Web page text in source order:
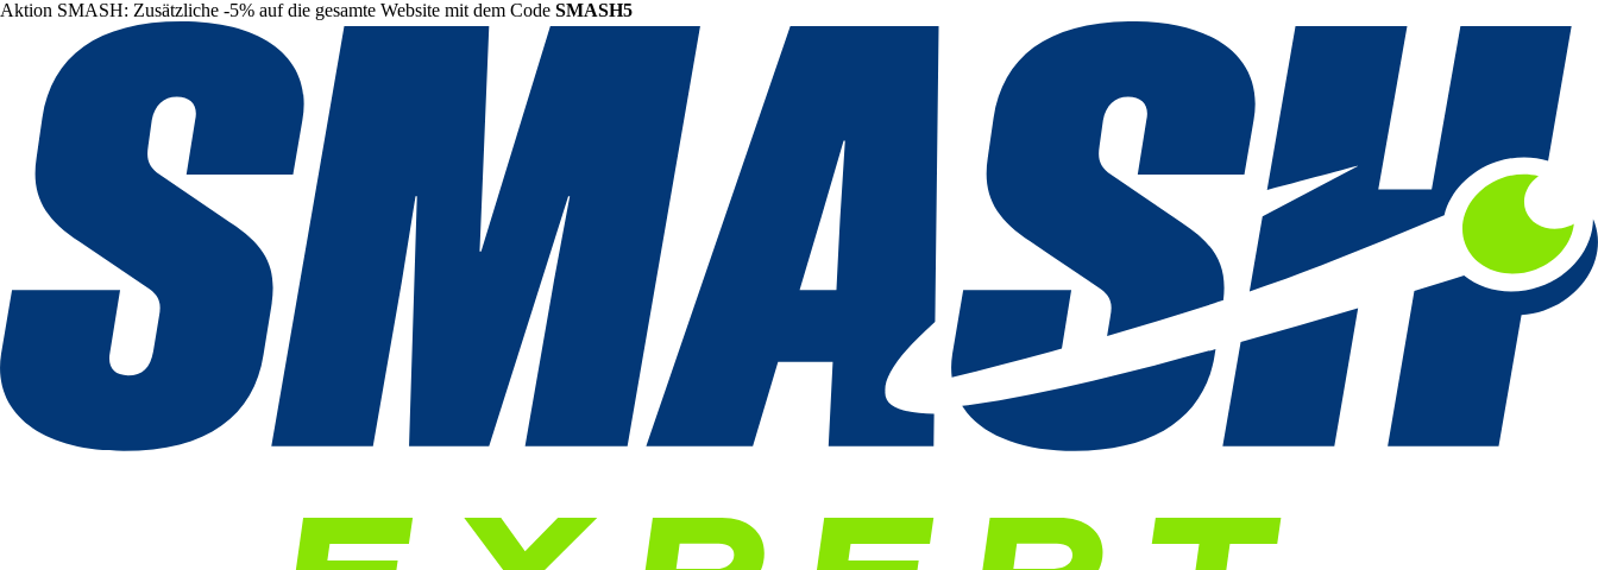
Aktion SMASH: Zusätzliche -5% auf die gesamte Website mit dem Code SMASH5